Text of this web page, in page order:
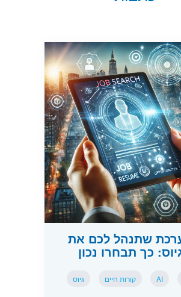
שתנהל לכם את
כך תבחרו נכון
AI קורות חיים גיוס